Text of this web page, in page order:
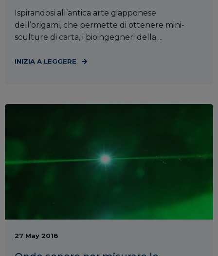
Ispirandosi all’antica arte giapponese
dell’origami, che permette di ottenere mini-
sculture di carta, i bioingegneri della ...
INIZIA A LEGGERE
27 May 2018